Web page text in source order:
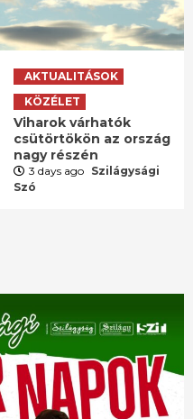
AKTUALITÁSOK
KÖZÉLET
Viharok várhatók
csütörtökön az ország
nagy részén
3 days ago Szilágysági
Szó